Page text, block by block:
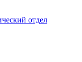
отдел